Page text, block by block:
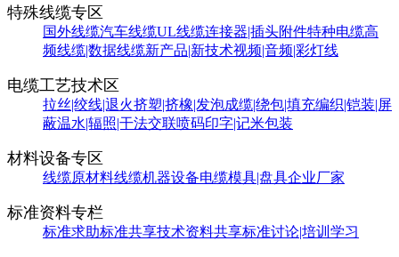
特殊线缆专区
国外线缆汽车线缆UL线缆连接器|插头附件特种电缆高
频线缆|数据线缆新产品|新技术视频|音频|彩灯线
电缆工艺技术区
拉丝|绞线|退火挤塑|挤橡|发泡成缆|绕包|填充编织|铠装|屏
蔽温水|辐照|干法交联喷码印字|记米包装
材料设备专区
线缆原材料线缆机器设备电缆模具|盘具企业厂家
标准资料专栏
标准求助标准共享技术资料共享标准讨论|培训学习